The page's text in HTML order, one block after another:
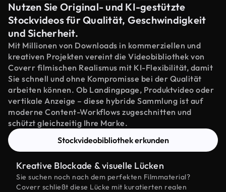
Nutzen Sie Original- und KI-gestützte
Stockvideos für Qualität, Geschwindigkeit
und Sicherheit.
Mit Millionen von Downloads in kommerziellen und
kreativen Projekten vereint die Videobibliothek von
Coverr filmischen Realismus mit KI-Flexibilität, damit
Sie schnell und ohne Kompromisse bei der Qualität
arbeiten können. Ob Landingpage, Produktvideo oder
vertikale Anzeige – diese hybride Sammlung ist auf
moderne Content-Workflows zugeschnitten und
schützt gleichzeitig Ihre Marke.
Stockvideobibliothek erkunden
Kreative Blockade & visuelle Lücken
Sie suchen noch nach dem perfekten Filmmaterial?
Coverr schließt diese Lücke mit kuratierten realen